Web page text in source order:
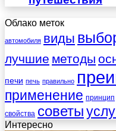
Облако меток
автомобиля виды
лучшие методы
печи печь правильно
применение принцип
свойства советы
Интересно